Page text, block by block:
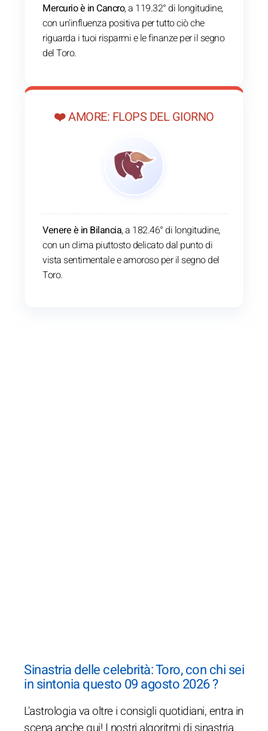
Mercurio è in Cancro, a 119.32° di longitudine,
con un'influenza positiva per tutto ciò che
riguarda i tuoi risparmi e le finanze per il segno
del Toro.
❤️ AMORE: FLOPS DEL GIORNO
Venere è in Bilancia, a 182.46° di longitudine,
con un clima piuttosto delicato dal punto di
vista sentimentale e amoroso per il segno del
Toro.
Sinastria delle celebrità: Toro, con chi sei
in sintonia questo 09 agosto 2026 ?
L'astrologia va oltre i consigli quotidiani, entra in